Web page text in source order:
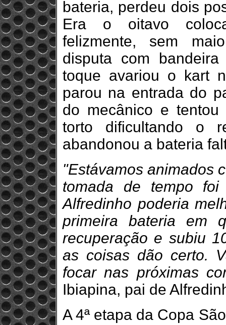
bateria, perdeu dois
Era o oitavo
felizmente, sem
disputa com
toque avariou o kart
parou na entrada do
do mecânico e
torto dificultando o
abandonou a bateria
"Estávamos animados
tomada de tempo
Alfredinho poderia
primeira bateria em
recuperação e subiu
as coisas dão certo.
focar nas próximas
Ibiapina, pai de
A 4ª etapa da Copa